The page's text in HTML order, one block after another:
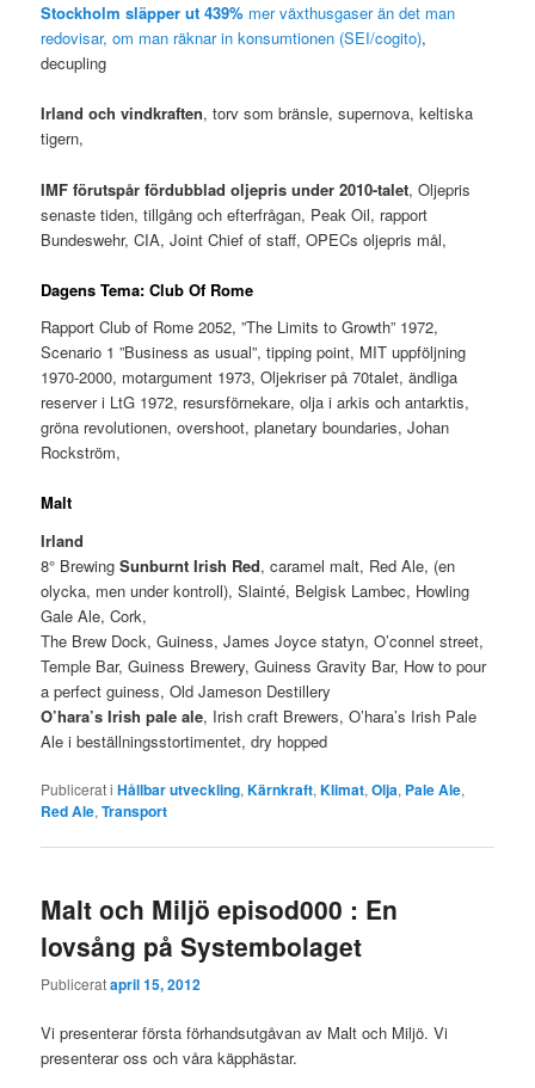
Stockholm släpper ut 439% mer växthusgaser än det man
redovisar, om man räknar in konsumtionen (SEI/cogito),
decupling
Irland och vindkraften, torv som bränsle, supernova, keltiska
tigern,
IMF förutspår fördubblad oljepris under 2010-talet, Oljepris
senaste tiden, tillgång och efterfrågan, Peak Oil, rapport
Bundeswehr, CIA, Joint Chief of staff, OPECs oljepris mål,
Dagens Tema: Club Of Rome
Rapport Club of Rome 2052, ”The Limits to Growth” 1972,
Scenario 1 ”Business as usual”, tipping point, MIT uppföljning
1970-2000, motargument 1973, Oljekriser på 70talet, ändliga
reserver i LtG 1972, resursförnekare, olja i arkis och antarktis,
gröna revolutionen, overshoot, planetary boundaries, Johan
Rockström,
Malt
Irland
8° BrewingSunburnt Irish Red, caramel malt, Red Ale, (en
olycka, men under kontroll), Slainté, Belgisk Lambec, Howling
Gale Ale, Cork,
The Brew Dock, Guiness, James Joyce statyn, O’connel street,
Temple Bar, Guiness Brewery, Guiness Gravity Bar, How to pour
a perfect guiness, Old Jameson Destillery
O’hara’s Irish pale ale, Irish craft Brewers, O’hara’s Irish Pale
Ale i beställningsstortimentet, dry hopped
Publicerat i Hållbar utveckling,Kärnkraft,Klimat,Olja, Pale Ale,
Red Ale,Transport
Malt och Miljö episod000 : En
lovsång på Systembolaget
Publiceratapril 15, 2012
Vi presenterar första förhandsutgåvan av Malt och Miljö. Vi
presenterar oss och våra käpphästar.